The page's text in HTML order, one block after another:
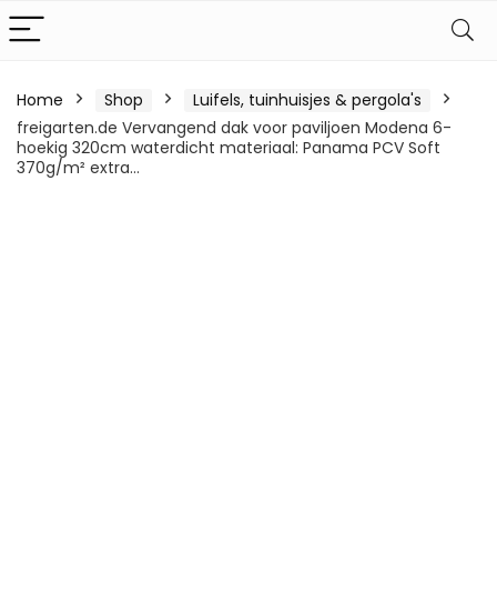
Home Shop
Luifels, tuinhuisjes & pergola's
freigarten.de Vervangend dak voor paviljoen Modena 6-
hoekig 320cm waterdicht materiaal: Panama PCV Soft
370g/m² extra…